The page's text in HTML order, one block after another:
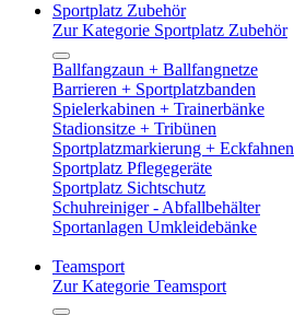
Sportplatz Zubehör
Zur Kategorie Sportplatz Zubehör
Ballfangzaun + Ballfangnetze
Barrieren + Sportplatzbanden
Spielerkabinen + Trainerbänke
Stadionsitze + Tribünen
Sportplatzmarkierung + Eckfahnen
Sportplatz Pflegegeräte
Sportplatz Sichtschutz
Schuhreiniger - Abfallbehälter
Sportanlagen Umkleidebänke
Teamsport
Zur Kategorie Teamsport